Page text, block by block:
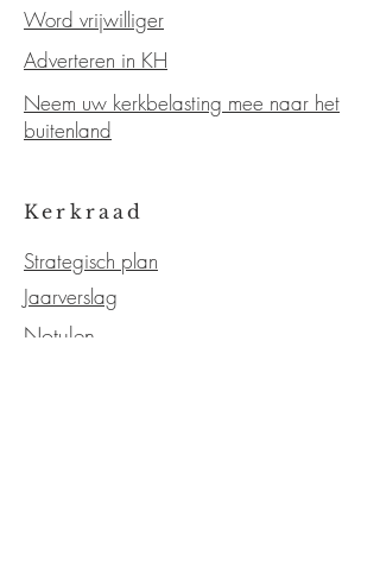
Word vrijwilliger
Adverteren in KH
Neem uw kerkbelasting mee naar het
buitenland
Kerkraad
Strategisch plan
Jaarverslag
Notulen